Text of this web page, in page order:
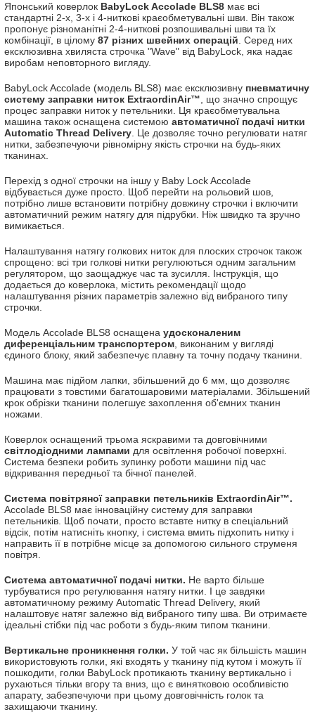
Японський коверлок BabyLock Accolade BLS8 має всі
стандартні 2-х, 3-х і 4-ниткові краєобметувальні шви. Він також
пропонує різноманітні 2-4-ниткові розпошивальні шви та їх
комбінації, в цілому 87 різних швейних операцій . Серед них
ексклюзивна хвиляста строчка "Wave" від BabyLock, яка надає
виробам неповторного вигляду.
BabyLock Accolade (модель BLS8) має ексклюзивну пневматичну
систему заправки ниток ExtraordinAir™ , що значно спрощує
процес заправки ниток у петельники. Ця краєобметувальна
машина також оснащена системою автоматичної подачі нитки
Automatic Thread Delivery . Це дозволяє точно регулювати натяг
нитки, забезпечуючи рівномірну якість строчки на будь-яких
тканинах.
Перехід з одної строчки на іншу у Baby Lock Accolade
відбувається дуже просто. Щоб перейти на рольовий шов,
потрібно лише встановити потрібну довжину строчки і включити
автоматичний режим натягу для підрубки. Ніж швидко та зручно
вимикається.
Налаштування натягу голкових ниток для плоских строчок також
спрощено: всі три голкові нитки регулюються одним загальним
регулятором, що заощаджує час та зусилля. Інструкція, що
додається до коверлока, містить рекомендації щодо
налаштування різних параметрів залежно від вибраного типу
строчки.
Модель Accolade BLS8 оснащена удосконаленим
диференціальним транспортером , виконаним у вигляді
єдиного блоку, який забезпечує плавну та точну подачу тканини.
Машина має підйом лапки, збільшений до 6 мм, що дозволяє
працювати з товстими багатошаровими матеріалами. Збільшений
крок обрізки тканини полегшує захоплення об'ємних тканин
ножами.
Коверлок оснащений трьома яскравими та довговічними
світлодіодними лампами для освітлення робочої поверхні.
Система безпеки робить зупинку роботи машини під час
відкривання передньої та бічної панелей.
Система повітряної заправки петельників ExtraordinAir™.
Accolade BLS8 має інноваційну систему для заправки
петельників. Щоб почати, просто вставте нитку в спеціальний
відсік, потім натисніть кнопку, і система вмить підхопить нитку і
направить її в потрібне місце за допомогою сильного струменя
повітря.
Система автоматичної подачі нитки. Не варто більше
турбуватися про регулювання натягу нитки. І це завдяки
автоматичному режиму Automatic Thread Delivery, який
налаштовує натяг залежно від вибраного типу шва. Ви отримаєте
ідеальні стібки під час роботи з будь-яким типом тканини.
Вертикальне проникнення голки. У той час як більшість машин
використовують голки, які входять у тканину під кутом і можуть її
пошкодити, голки BabyLock протикають тканину вертикально і
рухаються тільки вгору та вниз, що є винятковою особливістю
апарату, забезпечуючи при цьому довговічність голок та
захищаючи тканину.